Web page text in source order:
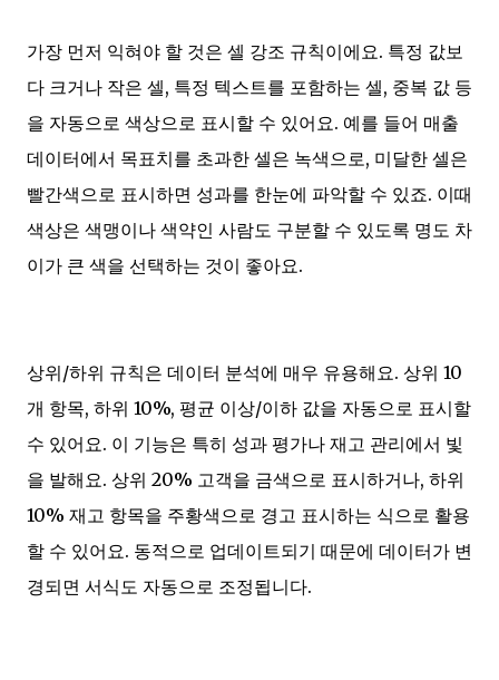
가장 먼저 익혀야 할 것은 셀 강조 규칙이에요. 특정 값보
다 크거나 작은 셀, 특정 텍스트를 포함하는 셀, 중복 값 등
을 자동으로 색상으로 표시할 수 있어요. 예를 들어 매출
데이터에서 목표치를 초과한 셀은 녹색으로, 미달한 셀은
빨간색으로 표시하면 성과를 한눈에 파악할 수 있죠. 이때
색상은 색맹이나 색약인 사람도 구분할 수 있도록 명도 차
이가 큰 색을 선택하는 것이 좋아요.
상위/하위 규칙은 데이터 분석에 매우 유용해요. 상위 10
개 항목, 하위 10%, 평균 이상/이하 값을 자동으로 표시할
수 있어요. 이 기능은 특히 성과 평가나 재고 관리에서 빛
을 발해요. 상위 20% 고객을 금색으로 표시하거나, 하위
10% 재고 항목을 주황색으로 경고 표시하는 식으로 활용
할 수 있어요. 동적으로 업데이트되기 때문에 데이터가 변
경되면 서식도 자동으로 조정됩니다.